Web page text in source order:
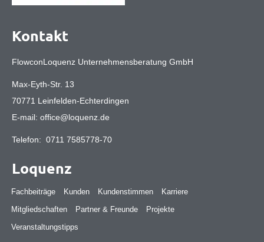
Kontakt
FlowconLoquenz Unternehmensberatung GmbH
Max-Eyth-Str. 13
70771 Leinfelden-Echterdingen
E-mail: office@loquenz.de
Telefon: 0711 7585778-70
Loquenz
Fachbeiträge Kunden Kundenstimmen
Karriere
Mitgliedschaften
Partner & Freunde
Projekte
Veranstaltungstipps